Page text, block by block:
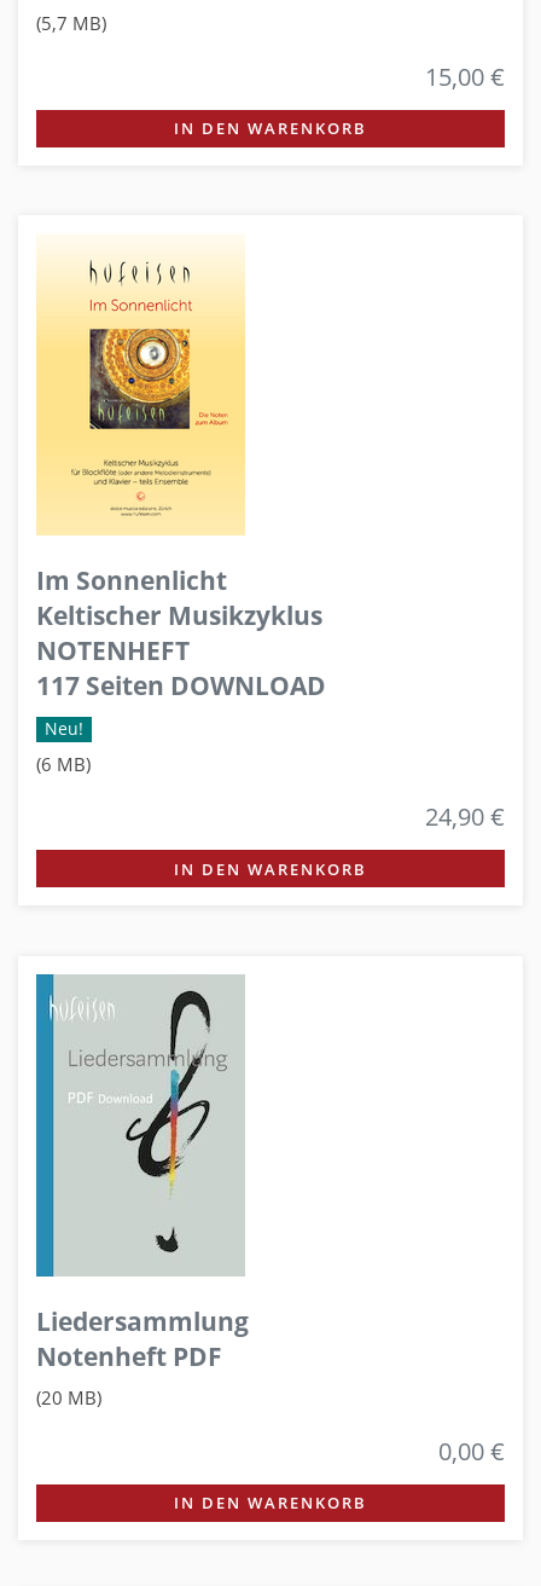
(5,7 MB)
15,00 €
IN DEN WARENKORB
Im Sonnenlicht
Keltischer Musikzyklus
NOTENHEFT
117 Seiten DOWNLOAD
Neu!
(6 MB)
24,90 €
IN DEN WARENKORB
Liedersammlung
Notenheft PDF
(20 MB)
0,00 €
IN DEN WARENKORB